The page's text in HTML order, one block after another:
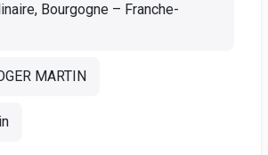
Bourgogne – Franche-
MARTIN